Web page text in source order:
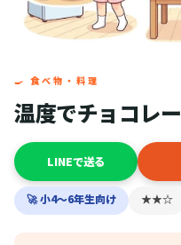
🍳 食べ物・料理
温度でチョコレ
LINEで送る
🚀 小4〜6年生向け ★★☆